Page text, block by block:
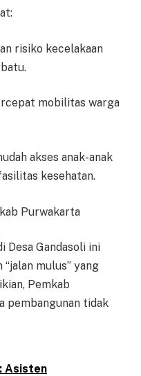
risiko kecelakaan
mobilitas warga
akses anak-anak
kesehatan.
Purwakarta
Desa Gandasoli ini
mulus” yang
Pemkab
pembangunan tidak
Asisten